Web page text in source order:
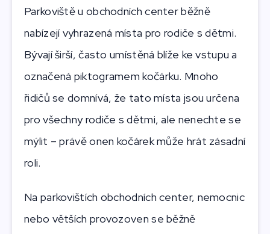
Parkoviště u obchodních center běžně
nabízejí vyhrazená místa pro rodiče s dětmi.
Bývají širší, často umístěná blíže ke vstupu a
označená piktogramem kočárku. Mnoho
řidičů se domnívá, že tato místa jsou určena
pro všechny rodiče s dětmi, ale nenechte se
mýlit – právě onen kočárek může hrát zásadní
roli.
Na parkovištích obchodních center, nemocnic
nebo větších provozoven se běžně